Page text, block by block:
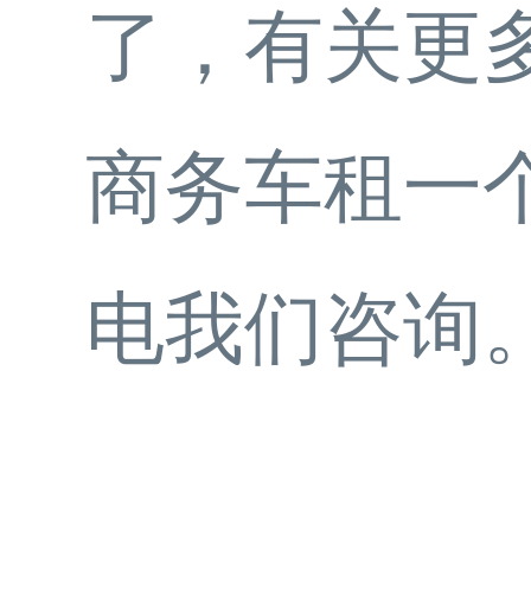
了，有关更
商务车租一
电我们咨询